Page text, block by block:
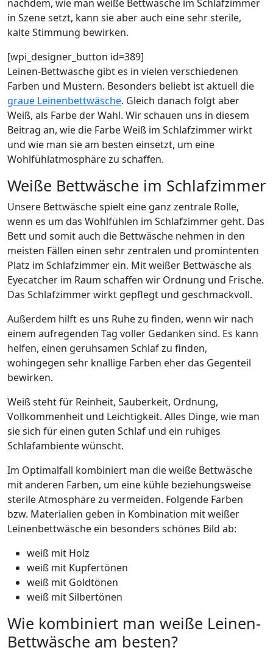
nachdem, wie man weiße Bettwäsche im Schlafzimmer
in Szene setzt, kann sie aber auch eine sehr sterile,
kalte Stimmung bewirken.
[wpi_designer_button id=389]
Leinen-Bettwäsche gibt es in vielen verschiedenen
Farben und Mustern. Besonders beliebt ist aktuell die
graue Leinenbettwäsche. Gleich danach folgt aber
Weiß, als Farbe der Wahl. Wir schauen uns in diesem
Beitrag an, wie die Farbe Weiß im Schlafzimmer wirkt
und wie man sie am besten einsetzt, um eine
Wohlfühlatmosphäre zu schaffen.
Weiße Bettwäsche im Schlafzimmer
Unsere Bettwäsche spielt eine ganz zentrale Rolle,
wenn es um das Wohlfühlen im Schlafzimmer geht. Das
Bett und somit auch die Bettwäsche nehmen in den
meisten Fällen einen sehr zentralen und promintenten
Platz im Schlafzimmer ein. Mit weißer Bettwäsche als
Eyecatcher im Raum schaffen wir Ordnung und Frische.
Das Schlafzimmer wirkt gepflegt und geschmackvoll.
Außerdem hilft es uns Ruhe zu finden, wenn wir nach
einem aufregenden Tag voller Gedanken sind. Es kann
helfen, einen geruhsamen Schlaf zu finden,
wohingegen sehr knallige Farben eher das Gegenteil
bewirken.
Weiß steht für Reinheit, Sauberkeit, Ordnung,
Vollkommenheit und Leichtigkeit. Alles Dinge, wie man
sie sich für einen guten Schlaf und ein ruhiges
Schlafambiente wünscht.
Im Optimalfall kombiniert man die weiße Bettwäsche
mit anderen Farben, um eine kühle beziehungsweise
sterile Atmosphäre zu vermeiden. Folgende Farben
bzw. Materialien geben in Kombination mit weißer
Leinenbettwäsche ein besonders schönes Bild ab:
weiß mit Holz
weiß mit Kupfertönen
weiß mit Goldtönen
weiß mit Silbertönen
Wie kombiniert man weiße Leinen-
Bettwäsche am besten?